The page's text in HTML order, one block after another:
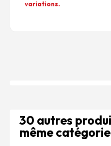
variations.
30 autres
même catégorie